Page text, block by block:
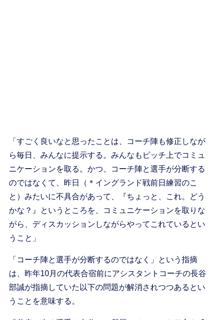
「すごく良いなと思ったことは、コーチ陣も修正しなが
ら毎日、みんなに提示する。みんなもピッチ上でコミュ
ニケーションを取る。かつ、コーチ陣と選手が分断する
のではなくて、昨日（＊イングランド戦前日練習のこ
と）みたいに不具合があって、『ちょっと、これ。どう
かな？』というところを、コミュニケーションを取りな
がら、ディスカッションしながらやってこれているとい
うこと」
「コーチ陣と選手が分断するのではなく」という指摘
は、昨年10月の代表合宿前にアシスタントコーチの長谷
部誠が指摘していた以下の問題が解消されつつあるとい
うことを意味する。